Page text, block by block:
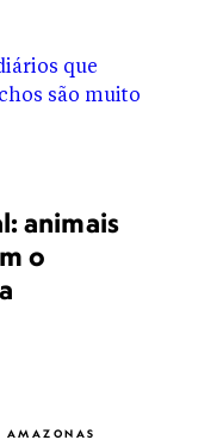
animais
o
AMAZONAS